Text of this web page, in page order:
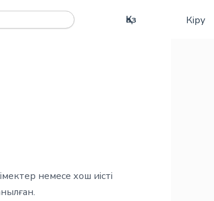
Қаз
Eng
Кіру
немесе хош иісті